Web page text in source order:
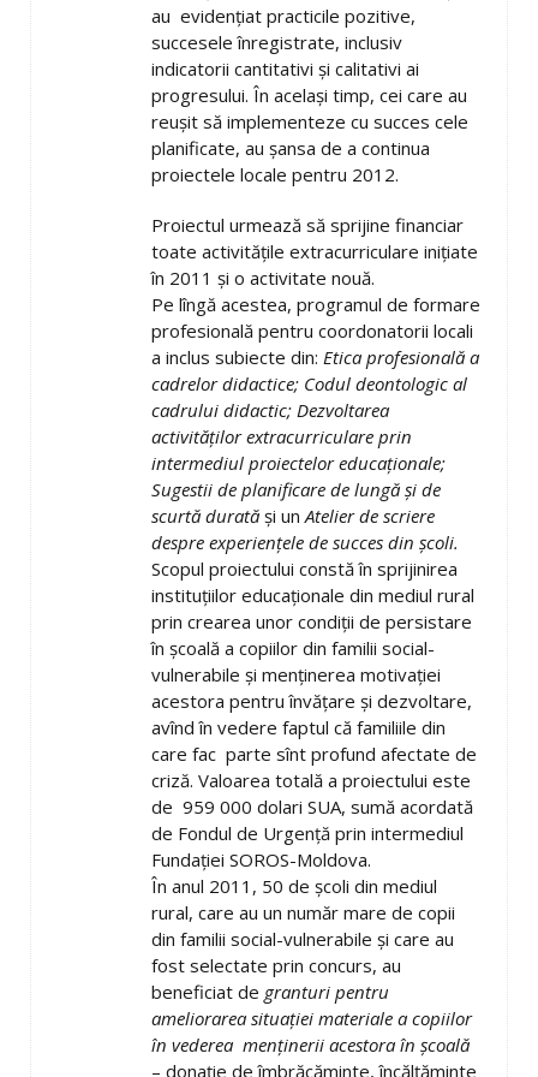
au evidenţiat practicile pozitive,
succesele înregistrate, inclusiv
indicatorii cantitativi şi calitativi ai
progresului. În acelaşi timp, cei care au
reuşit să implementeze cu succes cele
planificate, au şansa de a continua
proiectele locale pentru 2012.
Proiectul urmează să sprijine financiar
toate activităţile extracurriculare iniţiate
în 2011 şi o activitate nouă.
Pe lîngă acestea, programul de formare
profesională pentru coordonatorii locali
a inclus subiecte din: Etica profesională a
cadrelor didactice; Codul deontologic al
cadrului didactic; Dezvoltarea
activităţilor extracurriculare prin
intermediul proiectelor educaţionale;
Sugestii de planificare de lungă şi de
scurtă durată şi unAtelier de scriere
despre experienţele de succes din şcoli.
Scopul proiectului constă în sprijinirea
instituţiilor educaţionale din mediul rural
prin crearea unor condiţii de persistare
în şcoală a copiilor din familii social-
vulnerabile şi menţinerea motivaţiei
acestora pentru învăţare şi dezvoltare,
avînd în vedere faptul că familiile din
care fac parte sînt profund afectate de
criză. Valoarea totală a proiectului este
de 959 000 dolari SUA, sumă acordată
de Fondul de Urgenţă prin intermediul
Fundaţiei SOROS-Moldova.
În anul 2011, 50 de şcoli din mediul
rural, care au un număr mare de copii
din familii social-vulnerabile şi care au
fost selectate prin concurs, au
beneficiat de granturi pentru
ameliorarea situaţiei materiale a copiilor
în vederea menţinerii acestora în şcoală
– donaţie de îmbrăcăminte, încălţăminte